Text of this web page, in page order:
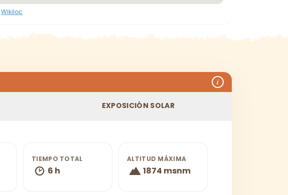
Wikiloc
i
EXPOSICIÓN SOLAR
TIEMPO TOTAL
6 h
ALTITUD MÁXIMA
1874 msnm